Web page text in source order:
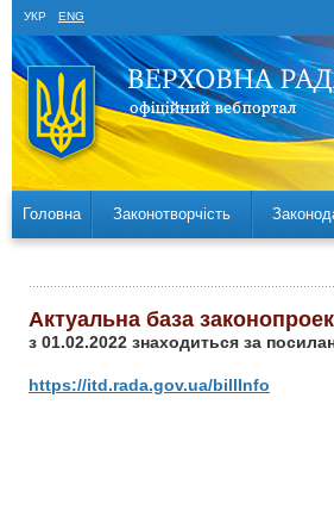
УКР ENG
Головна Законотворчість
Актуальна база
з 01.02.2022 знаходиться за
https://itd.rada.gov.ua/billInfo